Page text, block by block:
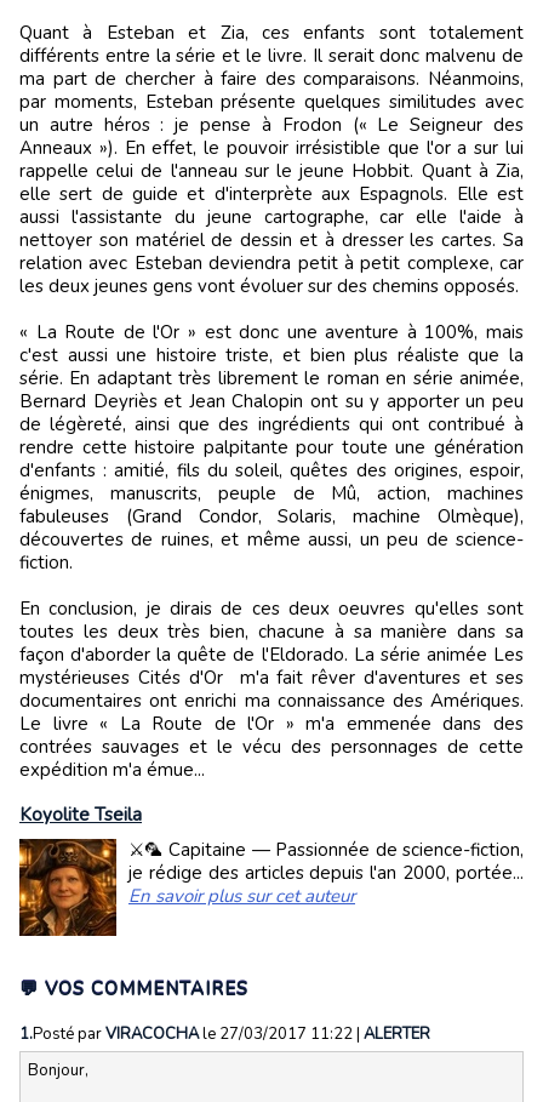
Quant à Esteban et Zia, ces enfants sont totalement
différents entre la série et le livre. Il serait donc malvenu de
ma part de chercher à faire des comparaisons. Néanmoins,
par moments, Esteban présente quelques similitudes avec
un autre héros : je pense à Frodon (« Le Seigneur des
Anneaux »). En effet, le pouvoir irrésistible que l'or a sur lui
rappelle celui de l'anneau sur le jeune Hobbit. Quant à Zia,
elle sert de guide et d'interprète aux Espagnols. Elle est
aussi l'assistante du jeune cartographe, car elle l'aide à
nettoyer son matériel de dessin et à dresser les cartes. Sa
relation avec Esteban deviendra petit à petit complexe, car
les deux jeunes gens vont évoluer sur des chemins opposés.
« La Route de l'Or » est donc une aventure à 100%, mais
c'est aussi une histoire triste, et bien plus réaliste que la
série. En adaptant très librement le roman en série animée,
Bernard Deyriès et Jean Chalopin ont su y apporter un peu
de légèreté, ainsi que des ingrédients qui ont contribué à
rendre cette histoire palpitante pour toute une génération
d'enfants : amitié, fils du soleil, quêtes des origines, espoir,
énigmes, manuscrits, peuple de Mû, action, machines
fabuleuses (Grand Condor, Solaris, machine Olmèque),
découvertes de ruines, et même aussi, un peu de science-
fiction.
En conclusion, je dirais de ces deux oeuvres qu'elles sont
toutes les deux très bien, chacune à sa manière dans sa
façon d'aborder la quête de l'Eldorado. La série animée Les
mystérieuses Cités d'Or m'a fait rêver d'aventures et ses
documentaires ont enrichi ma connaissance des Amériques.
Le livre « La Route de l'Or » m'a emmenée dans des
contrées sauvages et le vécu des personnages de cette
expédition m'a émue...
Koyolite Tseila
⚔️🦜 Capitaine — Passionnée de science-fiction,
je rédige des articles depuis l'an 2000, portée...
En savoir plus sur cet auteur
💬 VOS COMMENTAIRES
1.Posté parVIRACOCHAle 27/03/2017 11:22| ALERTER
Bonjour,